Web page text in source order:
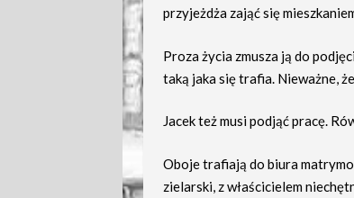
przyjeżdża zająć się
Proza życia zmusza ją do
taką jaka się trafia. Nieważne,
Jacek też musi podjąć pracę.
Oboje trafiają do biura
zielarski, z właścicielem